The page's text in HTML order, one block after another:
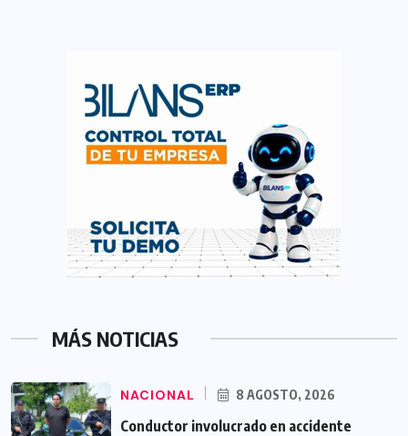
MÁS NOTICIAS
NACIONAL 8 AGOSTO, 2026
Conductor involucrado en accidente